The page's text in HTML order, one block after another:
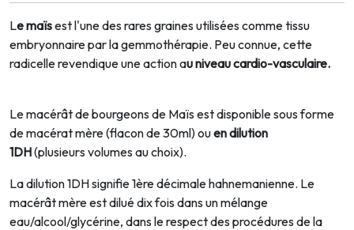
Le maïsest l'une des rares graines utilisées comme tissu
embryonnaire par la gemmothérapie. Peu connue, cette
radicelle revendique une action au niveau cardio-vasculaire.
Le macérât de bourgeons de Maïs est disponible sous forme
de macérat mère (flacon de 30ml) ouen dilution
1DH(plusieurs volumes au choix).
La dilution 1DH signifie 1ère décimale hahnemanienne. Le
macérât mère est dilué dix fois dans un mélange
eau/alcool/glycérine, dans le respect des procédures de la